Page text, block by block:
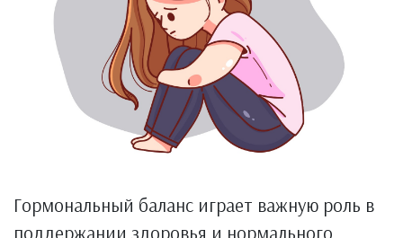
Гормональный баланс играет важную роль в
поддержании здоровья и нормального